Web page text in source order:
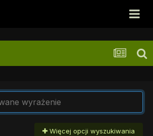
Więcej opcji wyszukiwania